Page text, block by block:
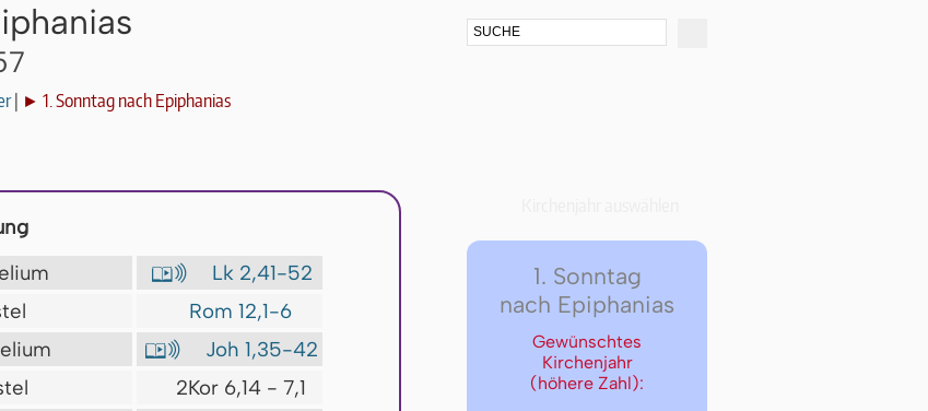
| ► 1. Sonntag nach Epiphanias

Lk 2,41-52
Rom 12,1-6

Joh 1,35-42
2Kor 6,14 - 7,1
1. Sonntag
nach Epiphanias
Gewünschtes
Kirchenjahr
(höhere Zahl):